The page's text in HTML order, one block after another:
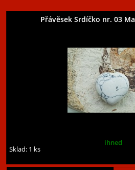
Přávěsek Srdíčko nr. 03
ihned
Sklad: 1 ks